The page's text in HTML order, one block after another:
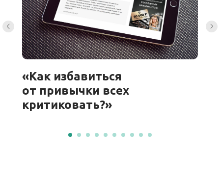
«Как избавиться
от привычки всех
критиковать?»
Новый вопрос, который мне задала читательница